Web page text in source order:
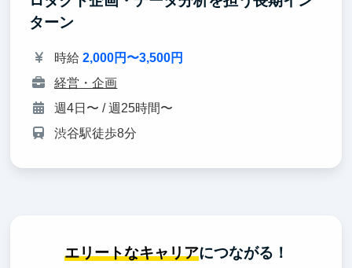
ターン
時給2,000円〜3,500円
経営・企画
週4日〜 / 週25時間〜
渋谷駅徒歩8分
エリートなキャリアにつながる！